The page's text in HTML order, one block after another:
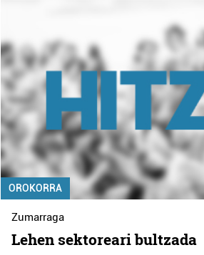
OROKORRA
Zumarraga
Lehen sektoreari bultzada